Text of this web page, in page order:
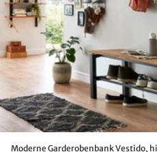
Moderne Garderobenbank Vestido,